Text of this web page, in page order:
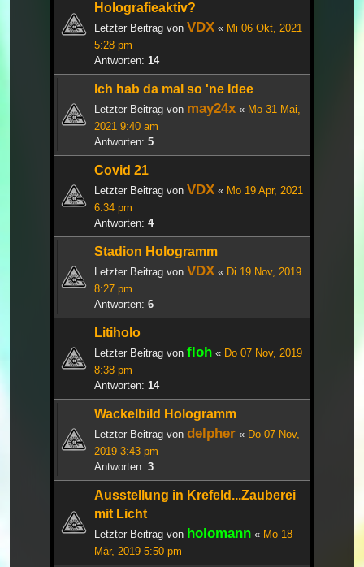
Holografieaktiv?
Letzter Beitrag von VDX « Mi 06 Okt, 2021
5:28 pm
Antworten: 14
Ich hab da mal so 'ne Idee
Letzter Beitrag von may24x « Mo 31 Mai,
2021 9:40 am
Antworten: 5
Covid 21
Letzter Beitrag von VDX « Mo 19 Apr, 2021
6:34 pm
Antworten: 4
Stadion Hologramm
Letzter Beitrag von VDX « Di 19 Nov, 2019
8:27 pm
Antworten: 6
Litiholo
Letzter Beitrag von floh « Do 07 Nov, 2019
8:38 pm
Antworten: 14
Wackelbild Hologramm
Letzter Beitrag von delpher « Do 07 Nov,
2019 3:43 pm
Antworten: 3
Ausstellung in Krefeld...Zauberei
mit Licht
Letzter Beitrag von holomann « Mo 18
Mär, 2019 5:50 pm